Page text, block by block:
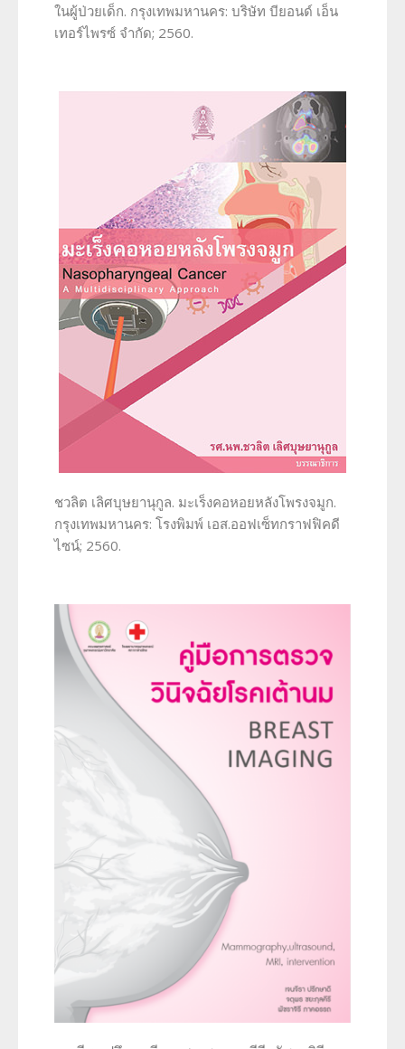
ในผู้ป่วยเด็ก. กรุงเทพมหานคร: บริษัท บียอนด์ เอ็น
เทอร์ไพรซ์ จำกัด; 2560.
ชวลิต เลิศบุษยานุกูล. มะเร็งคอหอยหลังโพรงจมูก.
กรุงเทพมหานคร: โรงพิมพ์ เอส.ออฟเซ็ทกราฟฟิคดี
ไซน์; 2560.